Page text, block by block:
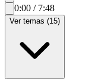
0:00 / 7:48
Ver temas (15)